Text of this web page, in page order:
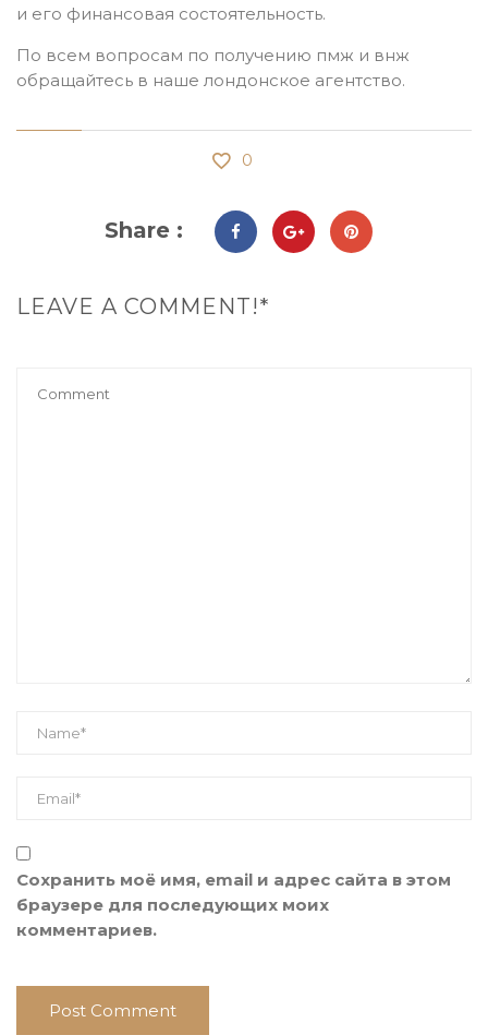
и его финансовая состоятельность.
По всем вопросам по получению пмж и внж
обращайтесь в наше лондонское агентство.
0
Share :
LEAVE A COMMENT!*
Сохранить моё имя, email и адрес сайта в этом
браузере для последующих моих
комментариев.